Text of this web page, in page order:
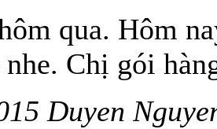
qua. Hôm
Chị gói
Duyen